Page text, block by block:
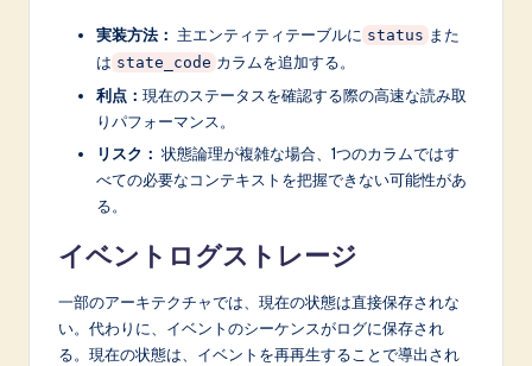
実装方法： 主エンティティテーブルに status また
は state_code カラムを追加する。
利点： 現在のステータスを確認する際の高速な読み取
りパフォーマンス。
リスク： 状態論理が複雑な場合、1つのカラムではす
べての必要なコンテキストを把握できない可能性があ
る。
イベントログストレージ
一部のアーキテクチャでは、現在の状態は直接保存されな
い。代わりに、イベントのシーケンスがログに保存され
る。現在の状態は、イベントを再再生することで導出され